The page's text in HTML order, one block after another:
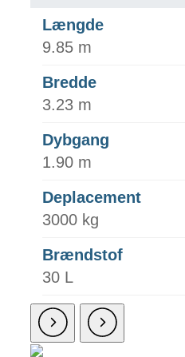
Længde
9.85 m
Bredde
3.23 m
Dybgang
1.90 m
Deplacement
3000 kg
Brændstof
30 L